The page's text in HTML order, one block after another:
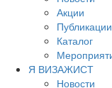
Акции
Публикации
Каталог
Я ВИЗАЖИСТ
Новости